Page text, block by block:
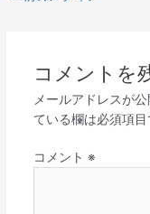
コメントを
メールアドレスが
ている欄は必須項目
コメント ※